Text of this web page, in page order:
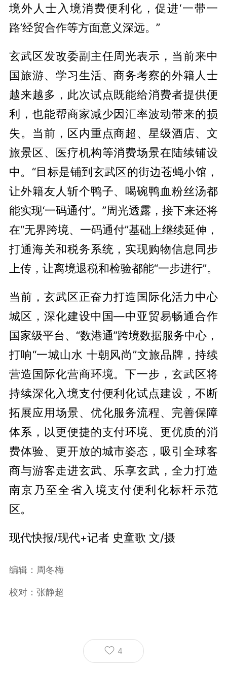
境外人士入境消费便利化，促进‘一带一
路’经贸合作等方面意义深远。”
玄武区发改委副主任周光表示，当前来中
国旅游、学习生活、商务考察的外籍人士
越来越多，此次试点既能给消费者提供便
利，也能帮商家减少因汇率波动带来的损
失。当前，区内重点商超、星级酒店、文
旅景区、医疗机构等消费场景在陆续铺设
中。“目标是铺到玄武区的街边苍蝇小馆，
让外籍友人斩个鸭子、喝碗鸭血粉丝汤都
能实现‘一码通付’。”周光透露，接下来还将
在“无界跨境、一码通付”基础上继续延伸，
打通海关和税务系统，实现购物信息同步
上传，让离境退税和检验都能“一步进行”。
当前，玄武区正奋力打造国际化活力中心
城区，深化建设中国—中亚贸易畅通合作
国家级平台、“数港通”跨境数据服务中心，
打响“一城山水 十朝风尚”文旅品牌，持续
营造国际化营商环境。下一步，玄武区将
持续深化入境支付便利化试点建设，不断
拓展应用场景、优化服务流程、完善保障
体系，以更便捷的支付环境、更优质的消
费体验、更开放的城市姿态，吸引全球客
商与游客走进玄武、乐享玄武，全力打造
南京乃至全省入境支付便利化标杆示范
区。
现代快报/现代+记者 史童歌 文/摄
编辑：周冬梅
校对：张静超
4